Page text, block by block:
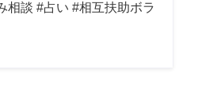
相談 #占い #相互扶助ボラ